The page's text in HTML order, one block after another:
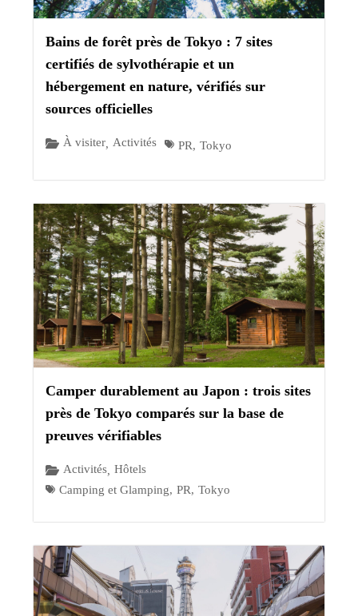
Bains de forêt près de Tokyo : 7 sites
certifiés de sylvothérapie et un
hébergement en nature, vérifiés sur
sources officielles
À visiter, Activités PR, Tokyo
Camper durablement au Japon : trois sites
près de Tokyo comparés sur la base de
preuves vérifiables
Activités, Hôtels
Camping et Glamping, PR, Tokyo